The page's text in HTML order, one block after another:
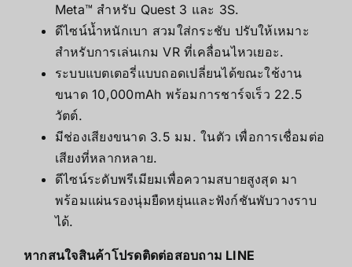
Meta™ สำหรับ Quest 3 และ 3S.
ดีไซน์น้ำหนักเบา สวมใส่กระชับ ปรับให้เหมาะ
สำหรับการเล่นเกม VR ที่เคลื่อนไหวเยอะ.
ระบบแบตเตอรี่แบบถอดเปลี่ยนได้ขณะใช้งาน
ขนาด 10,000mAh พร้อมการชาร์จเร็ว 22.5
วัตต์.
มีช่องเสียงขนาด 3.5 มม. ในตัว เพื่อการเชื่อมต่อ
เสียงที่หลากหลาย.
ดีไซน์ระดับพรีเมียมเพื่อความสบายสูงสุด มา
พร้อมแผ่นรองนุ่มยืดหยุ่นและฟังก์ชันพับวางราบ
ได้.
หากสนใจสินค้าโปรดติดต่อสอบถาม LINE